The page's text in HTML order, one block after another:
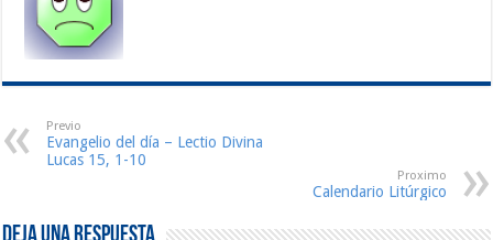
Previo
Evangelio del día – Lectio Divina
Lucas 15, 1-10
Proximo
Calendario Litúrgico